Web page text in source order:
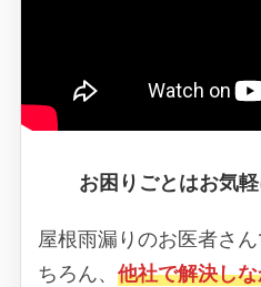
お困りごとはお気
屋根雨漏りのお医者さ
ちろん、 他社で解決し